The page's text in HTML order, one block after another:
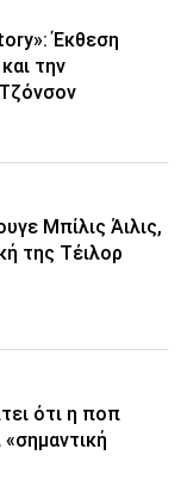
Έκθεση
την
Μπίλις Άιλις,
της Τέιλορ
ότι η ποπ